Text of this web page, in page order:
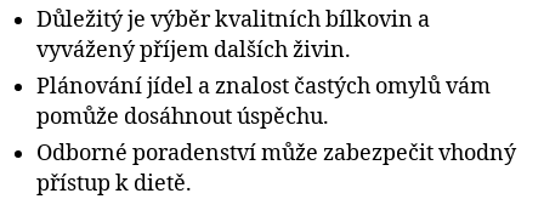
Důležitý je výběr kvalitních bílkovin a
vyvážený příjem dalších živin.
Plánování jídel a znalost častých omylů vám
pomůže dosáhnout úspěchu.
Odborné poradenství může zabezpečit vhodný
přístup k dietě.